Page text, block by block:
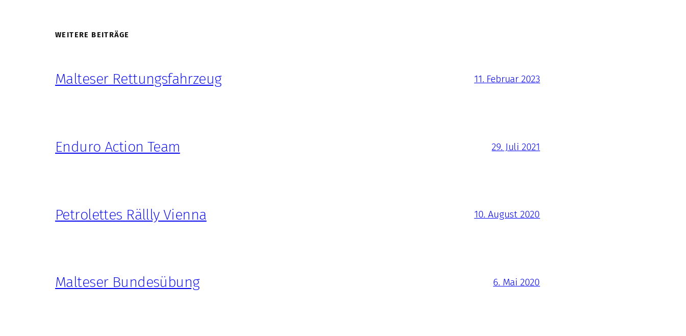
WEITERE BEITRÄGE
Malteser Rettungsfahrzeug 11. Februar 2023
Enduro Action Team 29. Juli 2021
Petrolettes Rällly Vienna 10. August 2020
Malteser Bundesübung 6. Mai 2020